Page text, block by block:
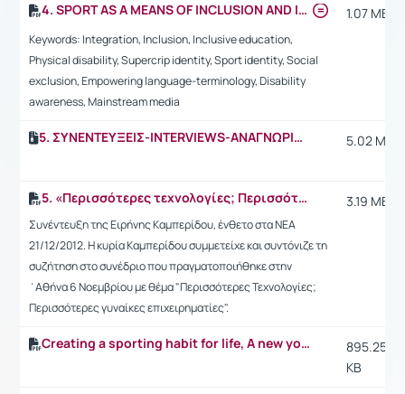
4. SPORT AS A MEANS OF INCLUSION AND INTEGRATION FOR "THOSE OF US WITH DISABILITIES".
Keywords: Integration, Inclusion, Inclusive education,
Physical disability, Supercrip identity, Sport identity, Social
exclusion, Empowering language-terminology, Disability
awareness, Mainstream media
1.07 MB
5. ΣΥΝΕΝΤΕΥΞΕΙΣ-INTERVIEWS-ΑΝΑΓΝΩΡΙΣΗ ΕΡΓΟΥ 2012-2013 5.02 MB
5. «Περισσότερες τεχνολογίες; Περισσότερες γυναίκες επιχειρηματίες!»
Συνέντευξη της Ειρήνης Καμπερίδου, ένθετο στα ΝΕΑ
21/12/2012. Η κυρία Καμπερίδου συμμετείχε και συντόνιζε τη
συζήτηση στο συνέδριο που πραγματοποιήθηκε στην
΄Αθήνα 6 Νοεμβρίου με θέμα "Περισσότερες Τεχνολογίες;
Περισσότερες γυναίκες επιχειρηματίες".
3.19 MB
Creating a sporting habit for life, A new youth sport strategy
895.25
KB